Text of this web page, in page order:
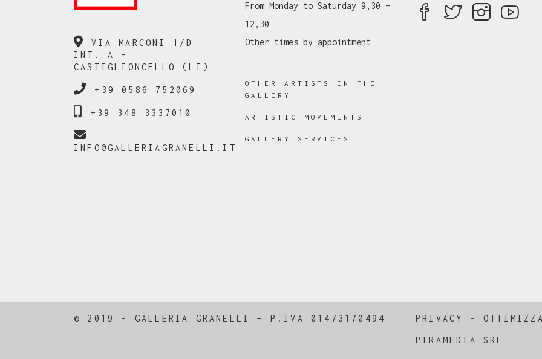
VIA MARCONI 1/D
INT. A –
CASTIGLIONCELLO (LI)
+39 0586 752069
+39 348 3337010
INFO@GALLERIAGRANELLI.IT
From Monday to Saturday 9,30 –
12,30
Other times by appointment
OTHER ARTISTS IN THE
GALLERY
ARTISTIC MOVEMENTS
GALLERY SERVICES
© 2019 – GALLERIA GRANELLI – P.IVA 01473170494 PRIVACY –
PIRAMEDIA SRL